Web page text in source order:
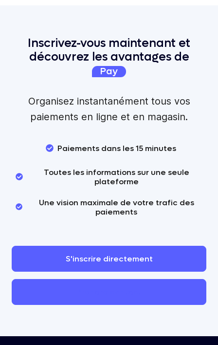
Inscrivez-vous maintenant et
découvrez les avantages de
Pay
Organisez instantanément tous vos
paiements en ligne et en magasin.
Paiements dans les 15 minutes
Toutes les informations sur une seule
plateforme
Une vision maximale de votre trafic des
paiements
S'inscrire directement